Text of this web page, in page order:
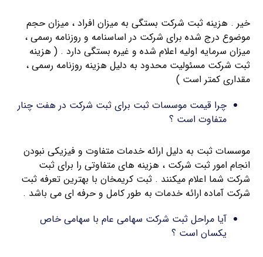
خیر . هزینه ثبت شرکت بستگی به میزان افراد ، میزان حجم
موضوع درج شده برای شرکت در اساسنامه و روزنامه رسمی ،
میزان سرمایه اولیه اعلام شده و غیره بستگی دارد . ( هزینه
ثبت شرکت مسئولیت محدود به دلیل هزینه روزنامه رسمی ،
مقداری کمتر است )
چرا قیمت موسسات ثبت برای ثبت شرکت در هفت چنار
متفاوت است ؟
موسسات ثبت به دلیل ارائه خدمات متفاوت و فیزیکی نبودن
انجام امور ثبت شرکت ، هزینه های متفاوتی را برای ثبت
شرکت شما اعلام میکنند . ثبت کریمخان با بهترین تعرفه ثبت
شرکت آماده ارائه خدمات به طور کامل و حرفه ای می باشد .
آیا مراحل ثبت شرکت سهامی عام با سهامی خاص
یکسان است ؟